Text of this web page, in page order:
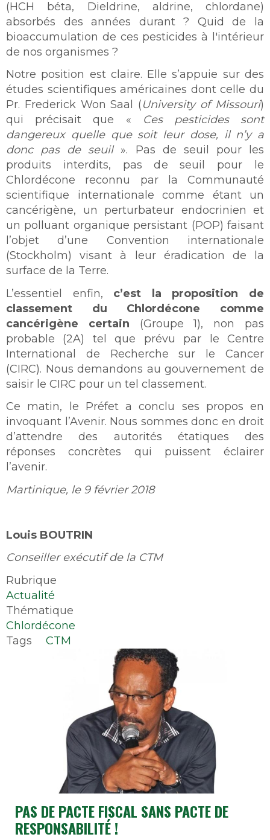
(HCH béta, Dieldrine, aldrine, chlordane)
absorbés des années durant ? Quid de la
bioaccumulation de ces pesticides à l'intérieur
de nos organismes ?
Notre position est claire. Elle s’appuie sur des
études scientifiques américaines dont celle du
Pr. Frederick Won Saal (University of Missouri)
qui précisait que «
Ces pesticides sont
dangereux quelle que soit leur dose, il n’y a
donc pas de seuil». Pas de seuil pour les
produits interdits, pas de seuil pour le
Chlordécone reconnu par la Communauté
scientifique internationale comme étant un
cancérigène, un perturbateur endocrinien et
un polluant organique persistant (POP) faisant
l’objet d’une Convention internationale
(Stockholm) visant à leur éradication de la
surface de la Terre.
L’essentiel enfin, c’est la proposition de
classement du Chlordécone comme
cancérigène certain (Groupe 1), non pas
probable (2A) tel que prévu par le Centre
International de Recherche sur le Cancer
(CIRC). Nous demandons au gouvernement de
saisir le CIRC pour un tel classement.
Ce matin, le Préfet a conclu ses propos en
invoquant l’Avenir. Nous sommes donc en droit
d’attendre des autorités étatiques des
réponses concrètes qui puissent éclairer
l’avenir.
Martinique, le 9 février 2018
Louis BOUTRIN
Conseiller exécutif de la CTM
Rubrique
Actualité
Thématique
Chlordécone
Tags
CTM
PAS DE PACTE FISCAL SANS PACTE DE
RESPONSABILITÉ !